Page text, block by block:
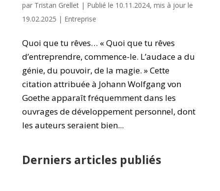
par Tristan Grellet| Publié le 10.11.2024, mis à jour le
19.02.2025 | Entreprise
Quoi que tu rêves… « Quoi que tu rêves
d’entreprendre, commence-le. L’audace a du
génie, du pouvoir, de la magie. » Cette
citation attribuée à Johann Wolfgang von
Goethe apparaît fréquemment dans les
ouvrages de développement personnel, dont
les auteurs seraient bien...
Derniers articles publiés